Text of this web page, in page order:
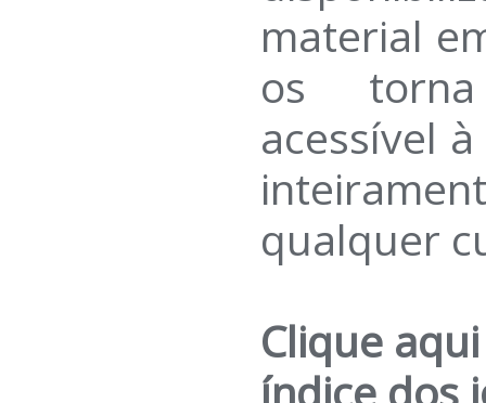
material
os
acessível
qualquer
Clique
índice dos